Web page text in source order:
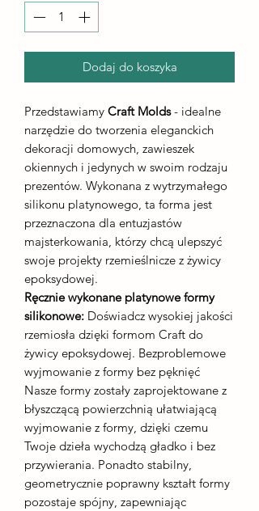
Dodaj do koszyka
Przedstawiamy Craft Molds- idealne
narzędzie do tworzenia eleganckich
dekoracji domowych, zawieszek
okiennych i jedynych w swoim rodzaju
prezentów. Wykonana z wytrzymałego
silikonu platynowego, ta forma jest
przeznaczona dla entuzjastów
majsterkowania, którzy chcą ulepszyć
swoje projekty rzemieślnicze z żywicy
epoksydowej.
Ręcznie wykonane platynowe formy
silikonowe: Doświadcz wysokiej jakości
rzemiosła dzięki formom Craft do
żywicy epoksydowej. Bezproblemowe
wyjmowanie z formy bez pęknięć
Nasze formy zostały zaprojektowane z
błyszczącą powierzchnią ułatwiającą
wyjmowanie z formy, dzięki czemu
Twoje dzieła wychodzą gładko i bez
przywierania. Ponadto stabilny,
geometrycznie poprawny kształt formy
pozostaje spójny, zapewniając